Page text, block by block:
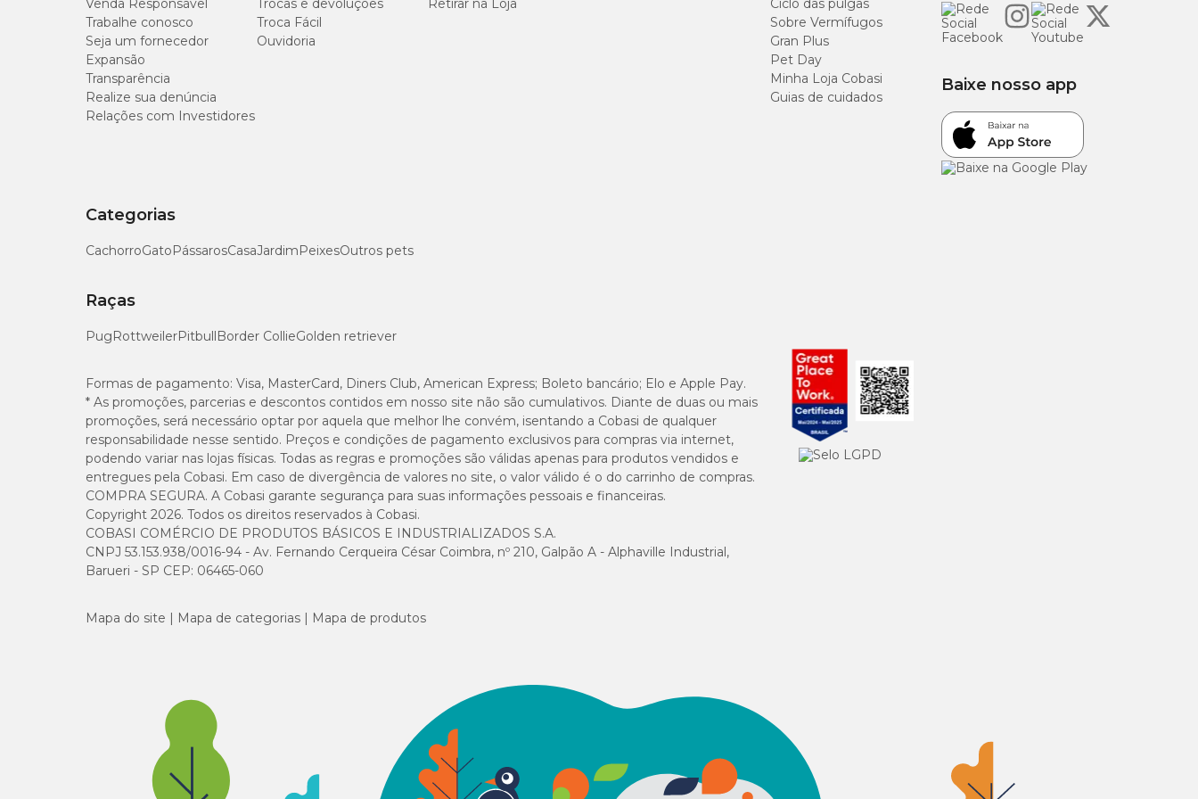
Extrato Etéreo (mín) 5,00% 50 g/kg
Matéria fibrosa (máx)
Cálcio (máx)
Cálcio (mín)
Fósforo (mín)
Sódio (mín)
Extrato de Yucca schidigera (mín) 0,025% 250 mg/kg
Frutoligossacarídeos (mín) 0,10% 1.000 mg/kg
Mananoligossacarídeos (mín) 0,10% 1.000mg/kg
Bacillus subtilis (mín)
Bacillus licheniformis (mín)
Venda Responsável
Trabalhe conosco
Seja um fornecedor
Expansão
Transparência
Realize sua denúncia
Relações com Investidores
Trocas e devoluções
Troca Fácil
Ouvidoria
Retirar na Loja
Ciclo das pulgas
Sobre Vermífugos
Gran Plus
Pet Day
Minha Loja Cobasi
Guias de cuidados
Categorias
CachorroGatoPássarosCasaJardimPeixesOutros pets
Raças
PugRottweilerPitbullBorder CollieGolden retriever
Baixe nosso app
Formas de pagamento: Visa, MasterCard, Diners Club, American Express; Boleto bancário; Elo e Apple Pay.
* As promoções, parcerias e descontos contidos em nosso site não são cumulativos. Diante de duas ou mais
promoções, será necessário optar por aquela que melhor lhe convém, isentando a Cobasi de qualquer
responsabilidade nesse sentido. Preços e condições de pagamento exclusivos para compras via internet,
podendo variar nas lojas físicas. Todas as regras e promoções são válidas apenas para produtos vendidos e
entregues pela Cobasi. Em caso de divergência de valores no site, o valor válido é o do carrinho de compras.
COMPRA SEGURA. A Cobasi garante segurança para suas informações pessoais e financeiras.
Copyright 2026. Todos os direitos reservados à Cobasi.
COBASI COMÉRCIO DE PRODUTOS BÁSICOS E INDUSTRIALIZADOS S.A.
CNPJ 53.153.938/0016-94 - Av. Fernando Cerqueira César Coimbra, nº 210, Galpão A - Alphaville Industrial,
Barueri - SP CEP: 06465-060
Mapa do site Mapa de categorias Mapa de produtos